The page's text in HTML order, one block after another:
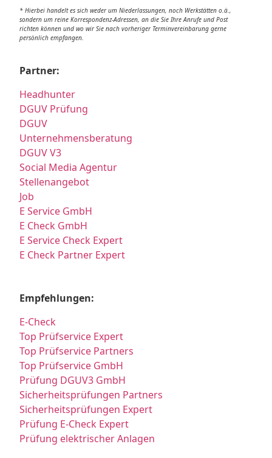
* Hierbei handelt es sich weder um Niederlassungen, noch Werkstätten o.ä.,
sondern um reine Korrespondenz-Adressen, an die Sie Ihre Anrufe und Post
richten können und wo wir Sie nach vorheriger Terminvereinbarung gerne
persönlich empfangen.
Partner:
Headhunter
DGUV Prüfung
DGUV
Unternehmensberatung
DGUV V3
Social Media Agentur
Stellenangebot
Job
E Service GmbH
E Check GmbH
E Service Check Expert
E Check Partner Expert
Empfehlungen:
E-Check
Top Prüfservice Expert
Top Prüfservice Partners
Top Prüfservice GmbH
Prüfung DGUV3 GmbH
Sicherheitsprüfungen Partners
Sicherheitsprüfungen Expert
Prüfung E-Check Expert
Prüfung elektrischer Anlagen